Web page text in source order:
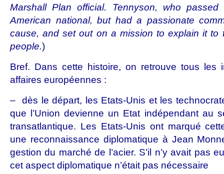
Marshall Plan official. Tennyson, who
American national, but had a passionate
cause, and set out on a mission to explain it to
people.)
Bref. Dans cette histoire, on retrouve tous les
affaires européennes :
– dès le départ, les Etats-Unis et les
que l’Union devienne un Etat indépendant au
transatlantique. Les Etats-Unis ont marqué
une reconnaissance diplomatique à Jean
gestion du marché de l’acier. S’il n’y avait pas
cet aspect diplomatique n’était pas nécessaire